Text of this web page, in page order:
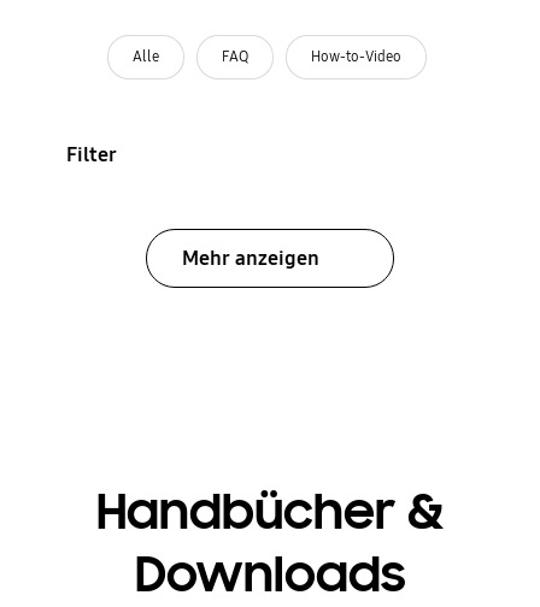
Alle FAQ How-to-Video
Filter
Mehr anzeigen
Handbücher &
Downloads